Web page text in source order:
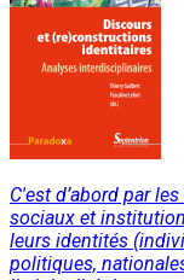
C'est d’abord par
sociaux et
leurs identités
politiques,